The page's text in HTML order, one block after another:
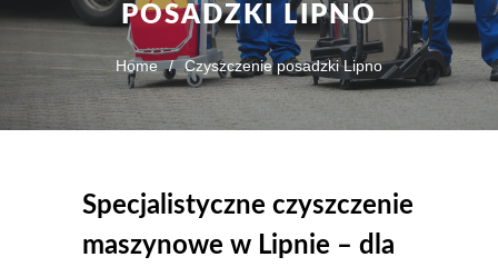
POSADZKI LIPNO
Home / Czyszczenie posadzki Lipno
Specjalistyczne czyszczenie
maszynowe w Lipnie – dla